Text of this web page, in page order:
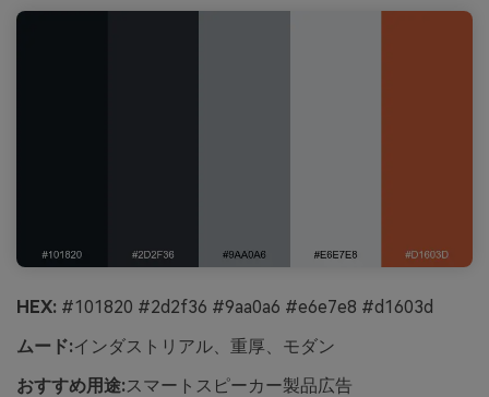
HEX: #101820 #2d2f36 #9aa0a6 #e6e7e8 #d1603d
ムード:インダストリアル、重厚、モダン
おすすめ用途:スマートスピーカー製品広告